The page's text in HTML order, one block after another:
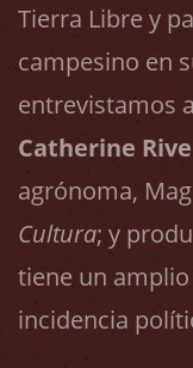
Tierra Libre y
campesino en
entrevistamos
Catherine
agrónoma,
Cultura; y
tiene un
incidencia